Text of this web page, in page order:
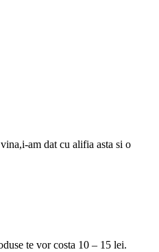
am dat cu alifia asta si o
te vor costa 10 – 15 lei.